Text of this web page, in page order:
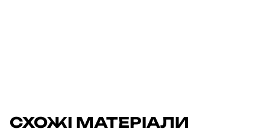
СХОЖІ МАТЕРІАЛИ